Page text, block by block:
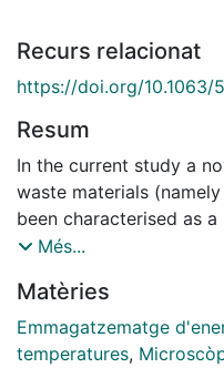
Recurs relacionat
https://doi.org/10.1063/
Resum
In the current study a
waste materials
been characterised as
thermal energy storage
characterised by X-ray
electron microscopy
and heat capacity have
Més...
Matèries
Emmagatzematge
temperatures,